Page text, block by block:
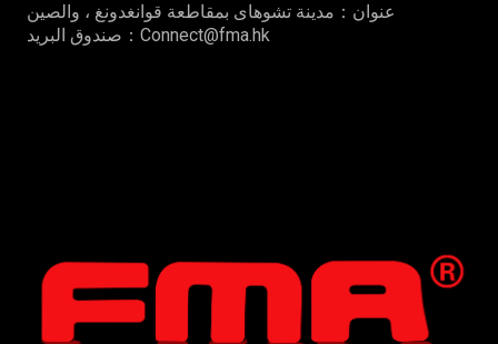
عنوان：مدينة تشوهاى بمقاطعة قوانغدونغ ، والصين
صندوق البريد：Connect@fma.hk